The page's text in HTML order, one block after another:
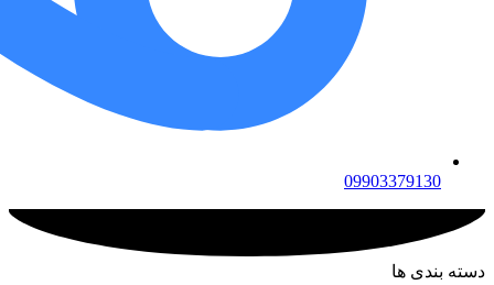
09903379130
دسته بندی ها